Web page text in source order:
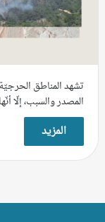
تشهد المناطق
المصدر والسبب، إلّا
المزيد